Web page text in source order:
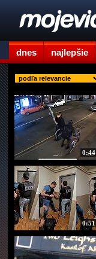
dnes najlepšie
0:44
0:51